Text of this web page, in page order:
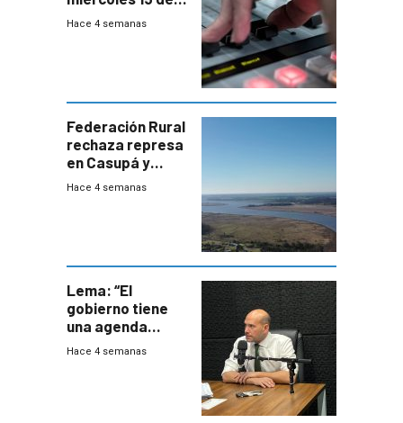
julio de 2026
Hace 4 semanas
Federación Rural
rechaza represa
en Casupá y
firma demanda
Hace 4 semanas
Lema: “El
gobierno tiene
una agenda
destructiva”
Hace 4 semanas